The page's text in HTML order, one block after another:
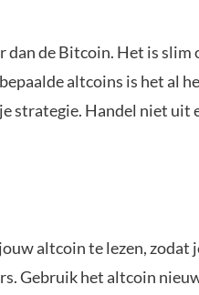
de Bitcoin. Het is
altcoins is het al
Handel niet uit
altcoin te lezen,
Gebruik het altcoin